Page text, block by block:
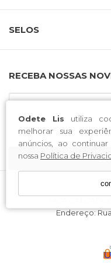
Odete Lis utiliza
melhorar sua
anúncios, ao
nossa Política de
SELOS
RECEBA NOSSAS
Endereço: